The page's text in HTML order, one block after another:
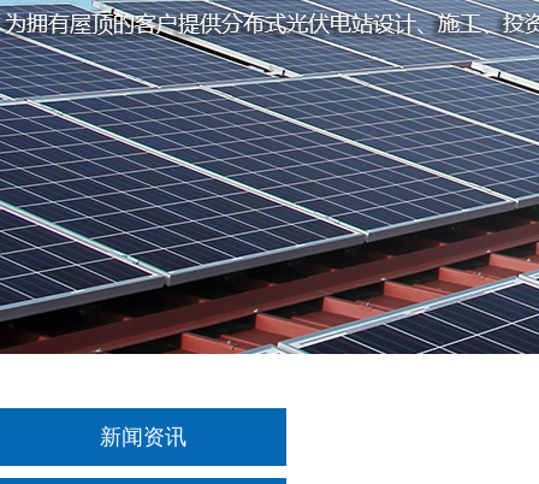
新闻资讯